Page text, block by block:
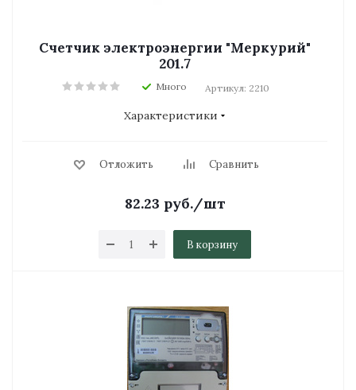
Счетчик электроэнергии "Меркурий"
201.7
Много Артикул: 2210
Характеристики
Отложить Сравнить
82.23 руб./шт
В корзину